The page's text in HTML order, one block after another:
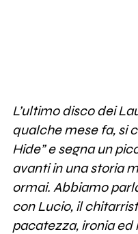
L’ultimo disco dei
qualche mese fa, si
Hide” e segna un
avanti in una storia
ormai. Abbiamo
con Lucio, il
pacatezza, ironia